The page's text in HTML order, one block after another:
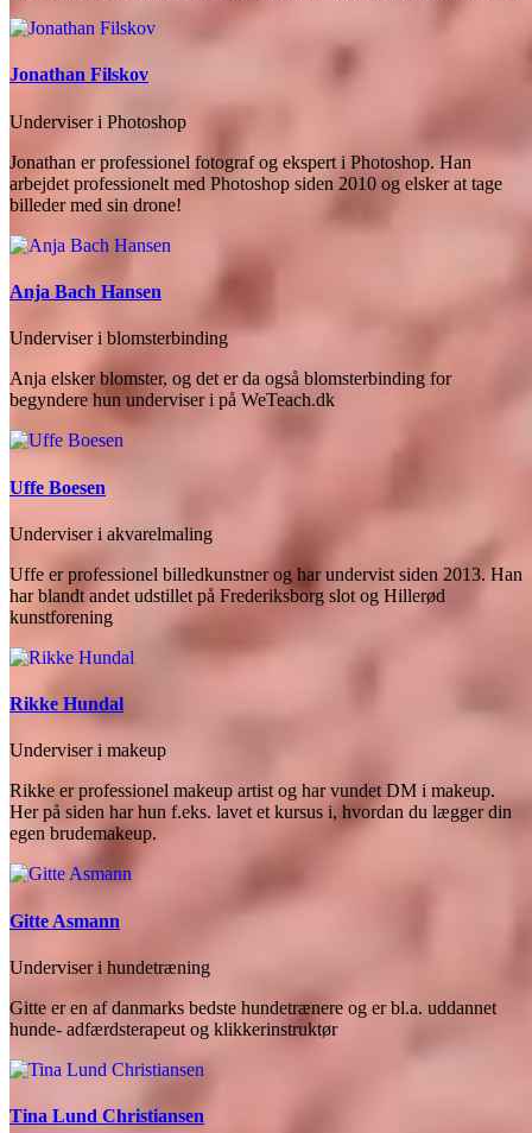
Jonathan Filskov
Underviser i Photoshop
Jonathan er professionel fotograf og ekspert i Photoshop. Han
arbejdet professionelt med Photoshop siden 2010 og elsker at tage
billeder med sin drone!
Anja Bach Hansen
Underviser i blomsterbinding
Anja elsker blomster, og det er da også blomsterbinding for
begyndere hun underviser i på WeTeach.dk
Uffe Boesen
Underviser i akvarelmaling
Uffe er professionel billedkunstner og har undervist siden 2013. Han
har blandt andet udstillet på Frederiksborg slot og Hillerød
kunstforening
Rikke Hundal
Underviser i makeup
Rikke er professionel makeup artist og har vundet DM i makeup.
Her på siden har hun f.eks. lavet et kursus i, hvordan du lægger din
egen brudemakeup.
Gitte Asmann
Underviser i hundetræning
Gitte er en af danmarks bedste hundetrænere og er bl.a. uddannet
hunde- adfærdsterapeut og klikkerinstruktør
Tina Lund Christiansen